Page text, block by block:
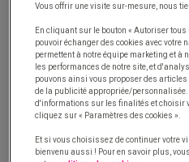
Merci d'avoir demandé à
email comprenant le lien
vous être envoyé.
Pour tout complément
des achats indirects,
cliquant ici.
Nous nous ferons un plaisir
éventuelles autres
Vous offrir une visite sur-mesure, nous
En cliquant sur le bouton « Autoriser tous
pouvoir échanger des cookies avec votre
permettent à notre équipe marketing et à
les performances de notre site, et
pouvons ainsi vous proposer des
de la publicité appropriée/
d'informations sur les finalités et choisir
cliquez sur « Paramètres des cookies ».
Et si vous choisissez de continuer votre
bienvenu aussi ! Pour en savoir plus,